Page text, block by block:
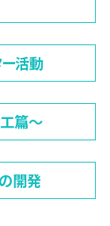
活動
篇〜
開発